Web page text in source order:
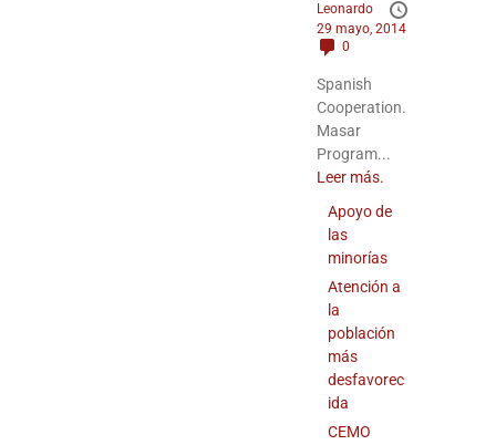
Leonardo
29 mayo, 2014
0
Spanish
Cooperation.
Masar
Program...
Leer más.
Apoyo de
las
minorías
Atención a
la
población
más
desfavorec
ida
CEMO